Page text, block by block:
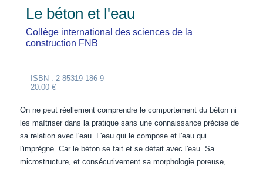
Le béton et l'eau
Collège international des sciences de la
construction FNB
ISBN : 2-85319-186-9
20.00 €
On ne peut réellement comprendre le comportement du béton ni
les maìtriser dans la pratique sans une connaissance précise de
sa relation avec l'eau. L'eau qui le compose et l'eau qui
l'imprègne. Car le béton se fait et se défait avec l'eau. Sa
microstructure, et consécutivement sa morphologie poreuse,